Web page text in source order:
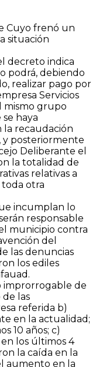
Cuyo frenó un
situación
decreto indica
podrá, debiendo
realizar pago por
Servicios
mismo grupo
haya
la recaudación
y posteriormente
Deliberante el
la totalidad de
relativas a
toda otra
incumplan lo
responsable
municipio contra
del
las denuncias
los ediles
improrrogable de
de las
referida b)
en la actualidad;
10 años; c)
los últimos 4
la caída en la
aumento en la